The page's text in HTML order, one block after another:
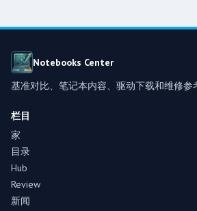
Notebooks Center
基准对比、笔记本内容、驱动下载和维修参
栏目
家
目录
Hub
Review
新闻